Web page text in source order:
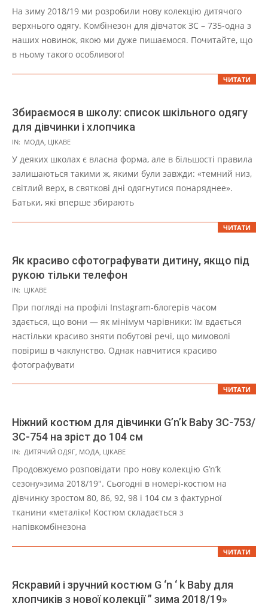
11-
01
На зиму 2018/19 ми розробили нову колекцію дитячого
верхнього одягу. Комбінезон для дівчаток ЗС – 735-одна з
наших новинок, якою ми дуже пишаємося. Почитайте, що
в ньому такого особливого!
ЧИТАТИ
Збираємося в школу: список шкільного одягу
для дівчинки і хлопчика
2021-
11-
01
IN: МОДА ЦІКАВЕ
У деяких школах є власна форма, але в більшості правила
залишаються такими ж, якими були завжди: «темний низ,
світлий верх, в святкові дні одягнутися понаряднее».
Батьки, які вперше збирають
ЧИТАТИ
Як красиво сфотографувати дитину, якщо під
рукою тільки телефон
2021-
11-
IN: ЦІКАВЕ
При погляді на профілі Instagram-блогерів часом
здається, що вони — як мінімум чарівники: їм вдається
настільки красиво зняти побутові речі, що мимоволі
повіриш в чаклунство. Однак навчитися красиво
фотографувати
ЧИТАТИ
Ніжний костюм для дівчинки G’n’k Baby ЗС-753/
ЗС-754 на зріст до 104 см
2021-
11-
01
IN: ДИТЯЧИЙ ОДЯГ, МОДА, ЦІКАВЕ
Продовжуємо розповідати про нову колекцію G’n’k
сезону»зима 2018/19″. Сьогодні в номері-костюм на
дівчинку зростом 80, 86, 92, 98 і 104 см з фактурної
тканини «металік»! Костюм складається з
напівкомбінезона
ЧИТАТИ
Яскравий і зручний костюм G ‘n ‘ k Baby для
хлопчиків з нової колекції ” зима 2018/19»